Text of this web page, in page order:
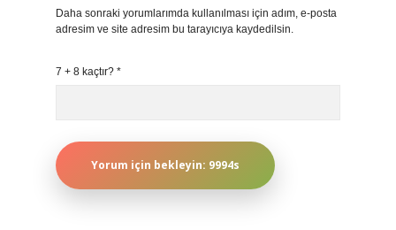
Daha sonraki yorumlarımda kullanılması için adım, e-posta
adresim ve site adresim bu tarayıcıya kaydedilsin.
7 + 8 kaçtır? *